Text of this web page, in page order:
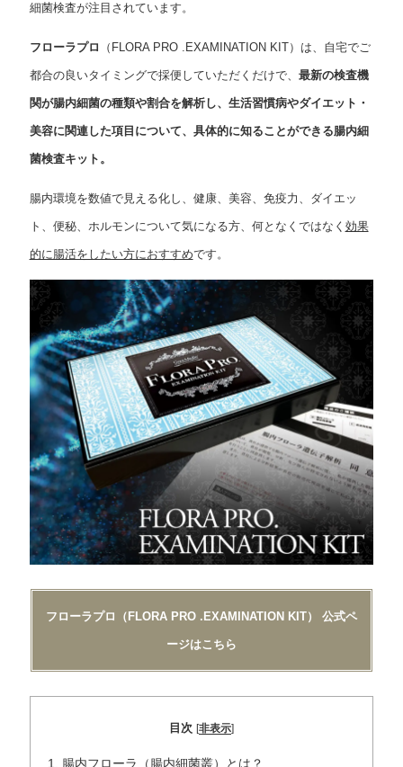
細菌検査が注目されています。
フローラプロ （FLORA PRO .EXAMINATION KIT）は、自宅でご
都合の良いタイミングで採便していただくだけで、 最新の検査機
関が腸内細菌の種類や割合を解析し、生活習慣病やダイエット・
美容に関連した項目について、具体的に知ることができる腸内細
菌検査キット。
腸内環境を数値で見える化し、健康、美容、免疫力、ダイエッ
ト、便秘、ホルモンについて気になる方、何となくではなく 効果
的に腸活をしたい方におすすめです。
フローラプロ（FLORA PRO .EXAMINATION KIT） 公式ペ
ージはこちら
目次 [非表示]
1.
腸内フローラ（腸内細菌叢）とは？